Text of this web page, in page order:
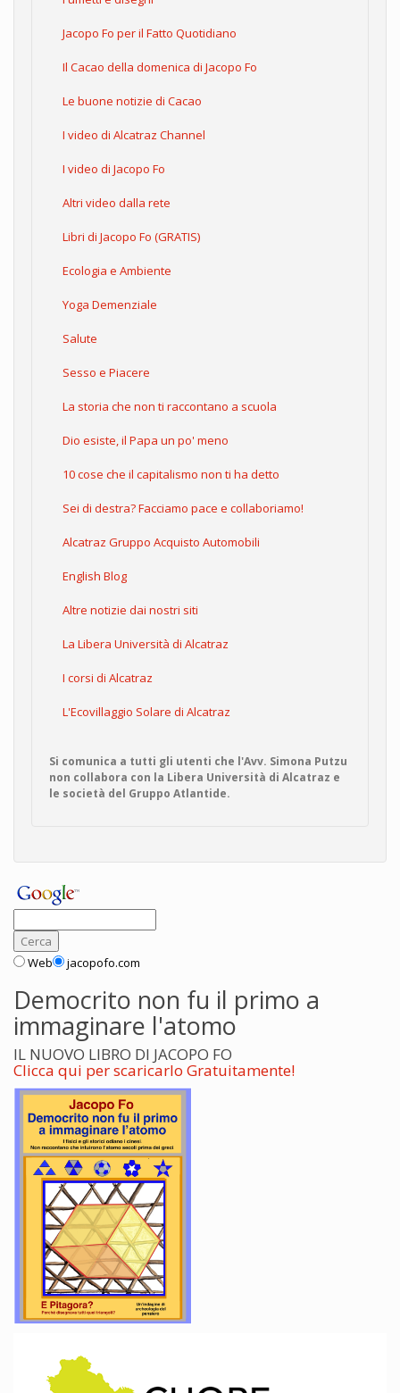
Jacopo Fo per il Fatto Quotidiano
Il Cacao della domenica di Jacopo Fo
Le buone notizie di Cacao
I video di Alcatraz Channel
I video di Jacopo Fo
Altri video dalla rete
Libri di Jacopo Fo (GRATIS)
Ecologia e Ambiente
Yoga Demenziale
Salute
Sesso e Piacere
La storia che non ti raccontano a scuola
Dio esiste, il Papa un po' meno
10 cose che il capitalismo non ti ha detto
Sei di destra? Facciamo pace e collaboriamo!
Alcatraz Gruppo Acquisto Automobili
English Blog
Altre notizie dai nostri siti
La Libera Università di Alcatraz
I corsi di Alcatraz
L'Ecovillaggio Solare di Alcatraz
Si comunica a tutti gli utenti che l'Avv. Simona Putzu
non collabora con la Libera Università di Alcatraz e
le società del Gruppo Atlantide.
Web jacopofo.com
Democrito non fu il primo a
immaginare l'atomo
IL NUOVO LIBRO DI JACOPO FO
Clicca qui per scaricarlo Gratuitamente!